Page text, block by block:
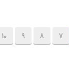
7
8
9
10